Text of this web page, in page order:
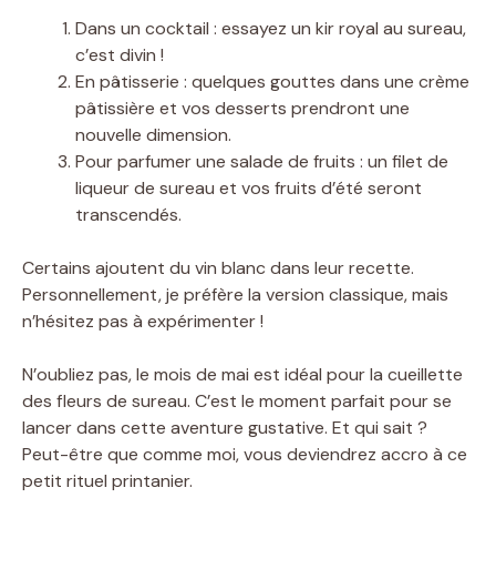
Dans un cocktail : essayez un kir royal au sureau,
c’est divin !
En pâtisserie : quelques gouttes dans une crème
pâtissière et vos desserts prendront une
nouvelle dimension.
Pour parfumer une salade de fruits : un filet de
liqueur de sureau et vos fruits d’été seront
transcendés.
Certains ajoutent du vin blanc dans leur recette.
Personnellement, je préfère la version classique, mais
n’hésitez pas à expérimenter !
N’oubliez pas, le mois de mai est idéal pour la cueillette
des fleurs de sureau. C’est le moment parfait pour se
lancer dans cette aventure gustative. Et qui sait ?
Peut-être que comme moi, vous deviendrez accro à ce
petit rituel printanier.